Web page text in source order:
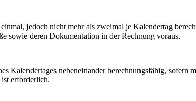
jedoch nicht mehr als zweimal je Kalendertag
sowie deren Dokumentation in der Rechnung voraus.
Kalendertages nebeneinander berechnungsfähig, sofern
erforderlich.